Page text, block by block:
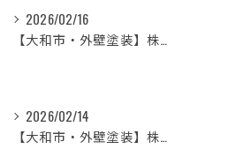
2026/02/16
【大和市・外壁塗装】株式会社シモダで一緒に働いてみませんか？職人さん募集中
2026/02/14
【大和市・外壁塗装】株式会社シモダの想い